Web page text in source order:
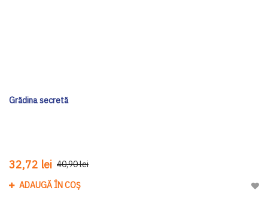
Grădina secretă
32,72 lei 40,90 lei
ADAUGĂ ÎN COȘ